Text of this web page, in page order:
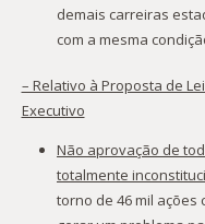
demais carreiras
com a mesma
– Relativo à Proposta de
Executivo
Não aprovação de
totalmente
torno de 46 mil ações